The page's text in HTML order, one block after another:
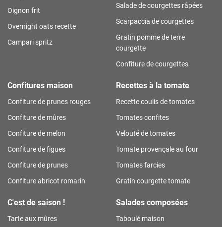
Oignon frit
Overnight oats recette
Campari spritz
Salade de courgettes râpées
Scarpaccia de courgettes
Gratin pomme de terre
courgette
Confiture de courgettes
Confitures maison
Confiture de prunes rouges
Confiture de mûres
Confiture de melon
Confiture de figues
Confiture de prunes
Confiture abricot romarin
Recettes à la tomate
Recette coulis de tomates
Tomates confites
Velouté de tomates
Tomate provençale au four
Tomates farcies
Gratin courgette tomate
C'est de saison !
Tarte aux mûres
Salades composées
Taboulé maison